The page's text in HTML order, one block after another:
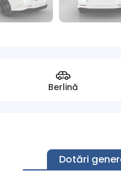
Berlină
Dotări